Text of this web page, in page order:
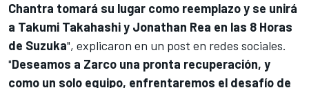
Chantra tomará su lugar como reemplazo y se unirá
a Takumi Takahashi y Jonathan Rea en las 8 Horas
de Suzuka", explicaron en un post en redes sociales.
"Deseamos a Zarco una pronta recuperación, y
como un solo equipo, enfrentaremos el desafío de